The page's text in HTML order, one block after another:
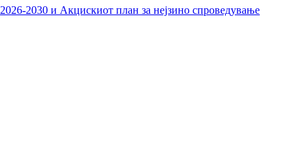
2030 и Акцискиот план за нејзино спроведување